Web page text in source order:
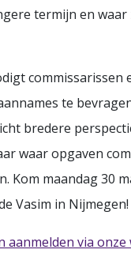
termijn en
commissarissen
te
bredere
waar opgaven
Kom maandag 30
Vasim in Nijmegen!
aanmelden via onze